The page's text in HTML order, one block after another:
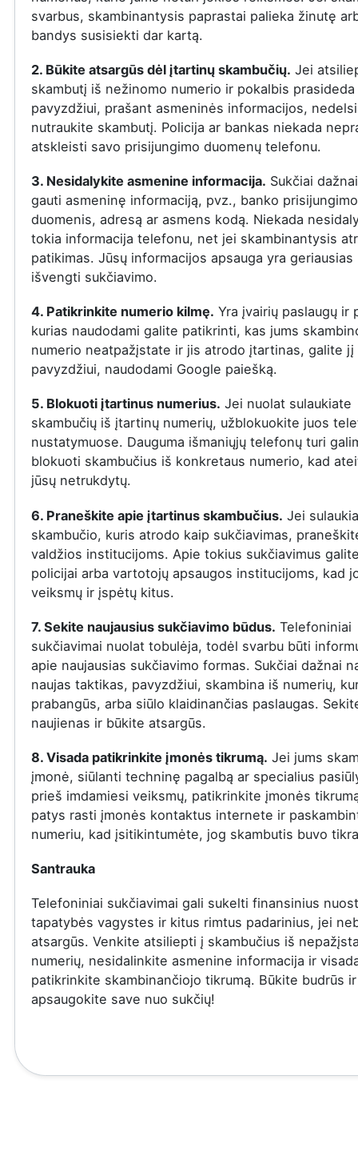
svarbus, skambinantysis paprastai palieka žinutę
bandys susisiekti dar kartą.
2. Būkite atsargūs dėl įtartinų skambučių. Jei
skambutį iš nežinomo numerio ir pokalbis
pavyzdžiui, prašant asmeninės informacijos,
nutraukite skambutį. Policija ar bankas niekada
atskleisti savo prisijungimo duomenų telefonu.
3. Nesidalykite asmenine informacija. Sukčiai
gauti asmeninę informaciją, pvz., banko prisijungimo
duomenis, adresą ar asmens kodą. Niekada
tokia informacija telefonu, net jei skambinantysis
patikimas. Jūsų informacijos apsauga yra geriausias
išvengti sukčiavimo.
4. Patikrinkite numerio kilmę. Yra įvairių paslaugų ir
kurias naudodami galite patikrinti, kas jums
numerio neatpažįstate ir jis atrodo įtartinas, galite
pavyzdžiui, naudodami Google paiešką.
5. Blokuoti įtartinus numerius. Jei nuolat sulaukiate
skambučių iš įtartinų numerių, užblokuokite juos
nustatymuose. Dauguma išmaniųjų telefonų turi
blokuoti skambučius iš konkretaus numerio, kad
jūsų netrukdytų.
6. Praneškite apie įtartinus skambučius. Jei
skambučio, kuris atrodo kaip sukčiavimas,
valdžios institucijoms. Apie tokius sukčiavimus
policijai arba vartotojų apsaugos institucijoms, kad
veiksmų ir įspėtų kitus.
7. Sekite naujausius sukčiavimo būdus. Telefoniniai
sukčiavimai nuolat tobulėja, todėl svarbu būti
apie naujausias sukčiavimo formas. Sukčiai dažnai
naujas taktikas, pavyzdžiui, skambina iš numerių,
prabangūs, arba siūlo klaidinančias paslaugas.
naujienas ir būkite atsargūs.
8. Visada patikrinkite įmonės tikrumą. Jei jums
įmonė, siūlanti techninę pagalbą ar specialius
prieš imdamiesi veiksmų, patikrinkite įmonės
patys rasti įmonės kontaktus internete ir
numeriu, kad įsitikintumėte, jog skambutis buvo
Santrauka
Telefoniniai sukčiavimai gali sukelti finansinius
tapatybės vagystes ir kitus rimtus padarinius, jei
atsargūs. Venkite atsiliepti į skambučius iš
numerių, nesidalinkite asmenine informacija ir
patikrinkite skambinančiojo tikrumą. Būkite budrūs ir
apsaugokite save nuo sukčių!